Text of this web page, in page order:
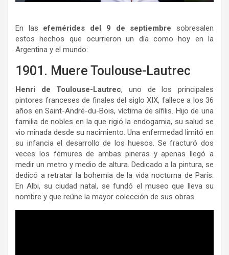
En las efemérides del 9 de septiembre sobresalen
estos hechos que ocurrieron un día como hoy en la
Argentina y el mundo:
1901. Muere Toulouse-Lautrec
Henri de Toulouse-Lautrec, uno de los principales
pintores franceses de finales del siglo XIX, fallece a los 36
años en Saint-André-du-Bois, víctima de sífilis. Hijo de una
familia de nobles en la que rigió la endogamia, su salud se
vio minada desde su nacimiento. Una enfermedad limitó en
su infancia el desarrollo de los huesos. Se fracturó dos
veces los fémures de ambas pineras y apenas llegó a
medir un metro y medio de altura. Dedicado a la pintura, se
dedicó a retratar la bohemia de la vida nocturna de París.
En Albi, su ciudad natal, se fundó el museo que lleva su
nombre y que reúne la mayor colección de sus obras.